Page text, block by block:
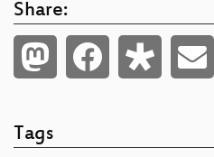
Share:
Tags